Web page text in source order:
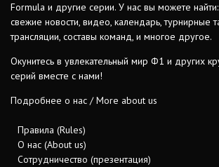
Formula и другие серии. У нас вы можете
свежие новости, видео, календарь, турнирные
трансляции, составы команд, и многое другое.
Окунитесь в увлекательный мир Ф1 и других
серий вместе с нами!
Подробнее о нас / More about us
Правила (Rules)
О нас (About us)
Сотрудничество (презентация)